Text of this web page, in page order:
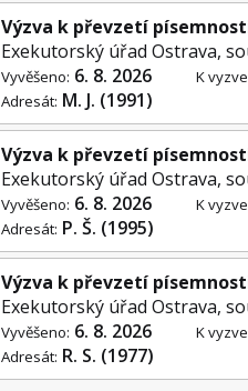
Výzva k převzetí
Exekutorský úřad Ostrava,
Vyvěšeno: 6. 8. 2026
Adresát: M. J. (1991)
K
Výzva k převzetí
Exekutorský úřad Ostrava,
Vyvěšeno: 6. 8. 2026
Adresát: P. Š. (1995)
K
Výzva k převzetí
Exekutorský úřad Ostrava,
Vyvěšeno: 6. 8. 2026
Adresát: R. S. (1977)
K